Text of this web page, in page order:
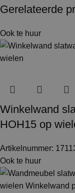
Gerelateerde
Ook te huur
Winkelwand
HOH15 op
Artikelnummer:
Ook te huur